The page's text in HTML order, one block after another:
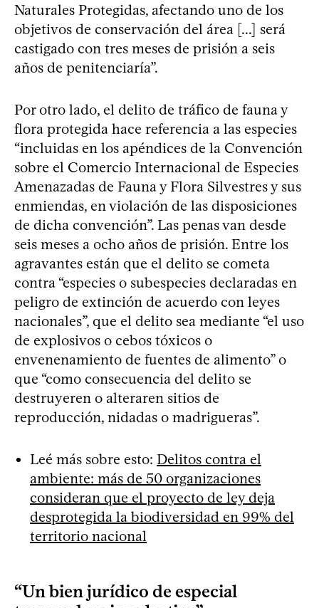
Naturales Protegidas, afectando uno de los
objetivos de conservación del área [...] será
castigado con tres meses de prisión a seis
años de penitenciaría”.
Por otro lado, el delito de tráfico de fauna y
flora protegida hace referencia a las especies
“incluidas en los apéndices de la Convención
sobre el Comercio Internacional de Especies
Amenazadas de Fauna y Flora Silvestres y sus
enmiendas, en violación de las disposiciones
de dicha convención”. Las penas van desde
seis meses a ocho años de prisión. Entre los
agravantes están que el delito se cometa
contra “especies o subespecies declaradas en
peligro de extinción de acuerdo con leyes
nacionales”, que el delito sea mediante “el uso
de explosivos o cebos tóxicos o
envenenamiento de fuentes de alimento” o
que “como consecuencia del delito se
destruyeren o alteraren sitios de
reproducción, nidadas o madrigueras”.
Leé más sobre esto: Delitos contra el
ambiente: más de 50 organizaciones
consideran que el proyecto de ley deja
desprotegida la biodiversidad en 99% del
territorio nacional
“Un bien jurídico de especial